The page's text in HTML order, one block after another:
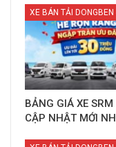
BẢNG GIÁ XE
CẬP NHẬT MỚI